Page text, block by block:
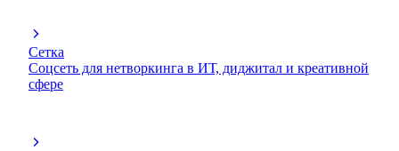
Сетка
Соцсеть для нетворкинга в ИТ, диджитал и креативной
сфере